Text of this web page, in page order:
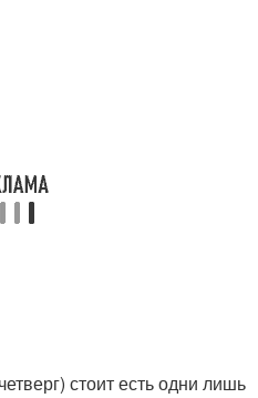
стоит есть одни лишь